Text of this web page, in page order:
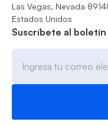
Las Vegas, Nevada
Estados Unidos
Suscríbete al